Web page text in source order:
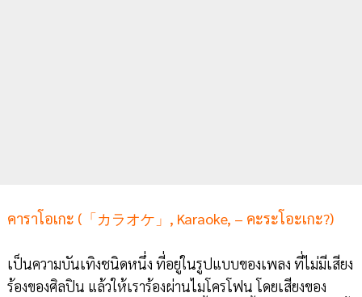
คาราโอเกะ (「カラオケ」, Karaoke, – คะระโอะเกะ?)
เป็นความบันเทิงชนิดหนึ่ง ที่อยู่ในรูปแบบของเพลง ที่ไม่มีเสียง
ร้องของศิลปิน แล้วให้เราร้องผ่านไมโครโฟน โดยเสียงของ